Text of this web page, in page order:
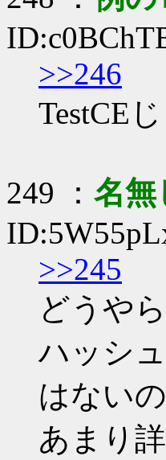
>>246
TestCE
249 ： 名無
>>245
どうや
ハッシ
はない
あまり